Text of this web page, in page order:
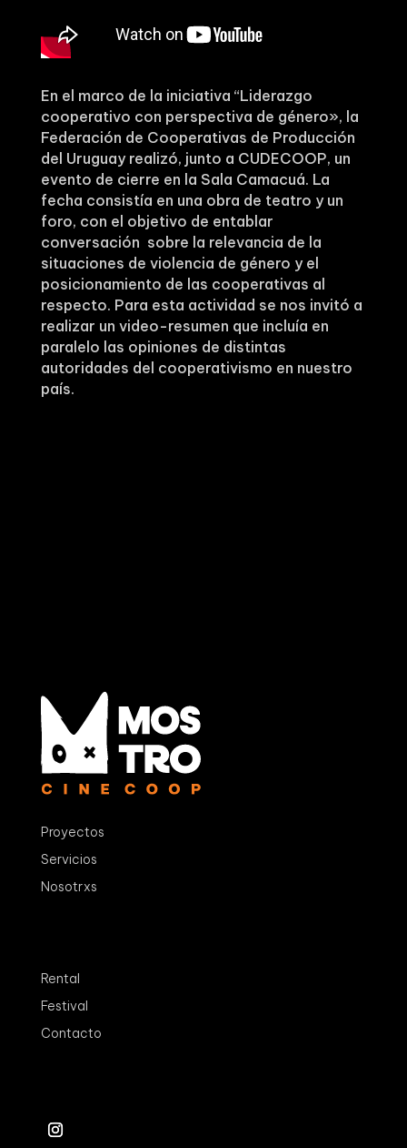
En el marco de la iniciativa “Liderazgo
cooperativo con perspectiva de género», la
Federación de Cooperativas de Producción
del Uruguay realizó, junto a CUDECOOP, un
evento de cierre en la Sala Camacuá. La
fecha consistía en una obra de teatro y un
foro, con el objetivo de entablar
conversación sobre la relevancia de la
situaciones de violencia de género y el
posicionamiento de las cooperativas al
respecto. Para esta actividad se nos invitó a
realizar un video-resumen que incluía en
paralelo las opiniones de distintas
autoridades del cooperativismo en nuestro
país.
Proyectos
Servicios
Nosotrxs
Rental
Festival
Contacto